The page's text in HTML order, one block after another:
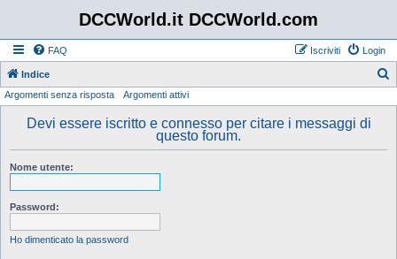
DCCWorld.it DCCWorld.com
FAQ Login
Iscriviti
Indice
Argomenti senza risposta Argomenti attivi
Devi essere iscritto e connesso per citare i messaggi di
questo forum.
Nome utente:
Password:
Ho dimenticato la password